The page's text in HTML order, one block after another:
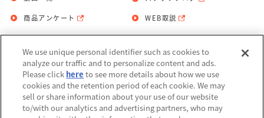
商品アンケート WEB取説
お問い合わせ 個人情報保護方針
利用規約
Do Not Sell or Share My Personal
Information
We use unique personal identifier such as cookies to
analyze our traffic and to personalize content and ads.
Please click here to see more details about how we use
cookies and the retention period of each cookie. We may
sell or share information about your use of our website
to/with our analytics and advertising partners, who may